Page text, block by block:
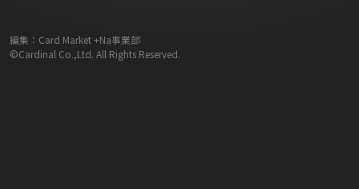
編集：Card Market +Na事業部
©Cardinal Co.,Ltd. All Rights Reserved.